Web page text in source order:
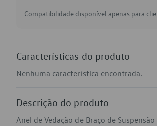
Compatibilidade disponível apenas para
Características do produto
Nenhuma característica encontrada.
Descrição do produto
Anel de Vedação de Braço de